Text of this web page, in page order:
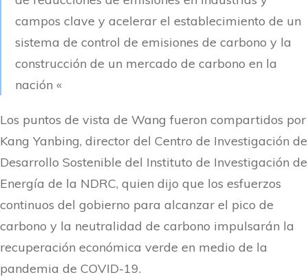
campos clave y acelerar el establecimiento de un
sistema de control de emisiones de carbono y la
construcción de un mercado de carbono en la
nación «
Los puntos de vista de Wang fueron compartidos por
Kang Yanbing, director del Centro de Investigación de
Desarrollo Sostenible del Instituto de Investigación de
Energía de la NDRC, quien dijo que los esfuerzos
continuos del gobierno para alcanzar el pico de
carbono y la neutralidad de carbono impulsarán la
recuperación económica verde en medio de la
pandemia de COVID-19.